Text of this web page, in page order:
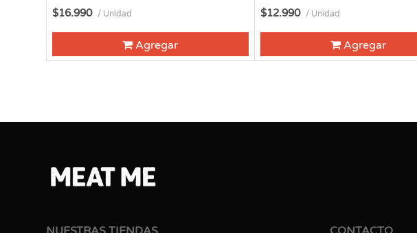
$16.990 / Unidad
Agregar
$12.990 / Unidad
Agregar